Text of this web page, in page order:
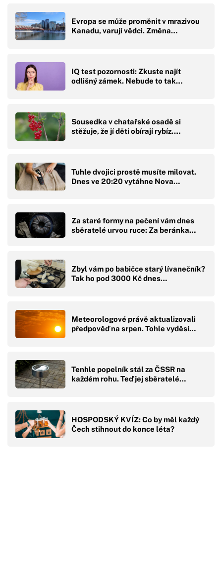
Evropa se může proměnit v mrazivou
Kanadu, varují vědci. Změna…
IQ test pozornosti: Zkuste najít
odlišný zámek. Nebude to tak…
Sousedka v chatařské osadě si
stěžuje, že jí děti obírají rybíz.…
Tuhle dvojici prostě musíte milovat.
Dnes ve 20:20 vytáhne Nova…
Za staré formy na pečení vám dnes
sběratelé urvou ruce: Za beránka…
Zbyl vám po babičce starý lívanečník?
Tak ho pod 3000 Kč dnes…
Meteorologové právě aktualizovali
předpověď na srpen. Tohle vyděsí…
Tenhle popelník stál za ČSSR na
každém rohu. Teď jej sběratelé…
HOSPODSKÝ KVÍZ: Co by měl každý
Čech stihnout do konce léta?